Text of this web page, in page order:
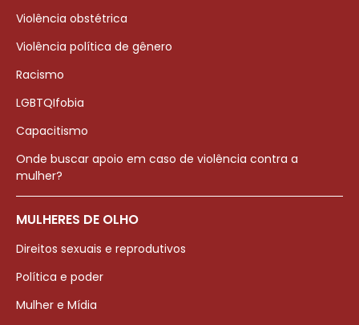
Violência obstétrica
Violência política de gênero
Racismo
LGBTQIfobia
Capacitismo
Onde buscar apoio em caso de violência contra a
mulher?
MULHERES DE OLHO
Direitos sexuais e reprodutivos
Política e poder
Mulher e Mídia